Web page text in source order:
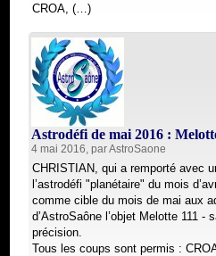
CROA, (…)
Astrodéfi de mai 2016 :
4 mai 2016, parAstroSaone
CHRISTIAN, qui a remporté avec
l’astrodéfi "planétaire" du mois
comme cible du mois de mai aux
d’AstroSaône l’objet Melotte 111 -
précision.
Tous les coups sont permis :